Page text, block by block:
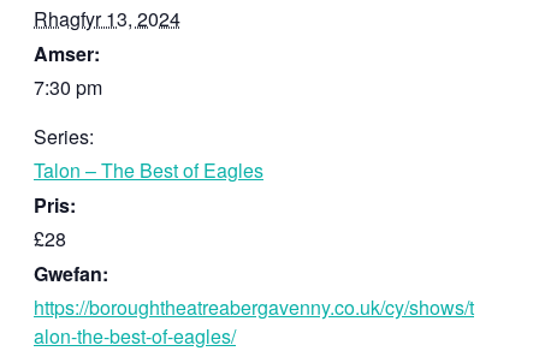
Rhagfyr 13, 2024
Amser:
7:30 pm
Series:
Talon – The Best of Eagles
Pris:
£28
Gwefan:
https://boroughtheatreabergavenny.co.uk/cy/shows/t
alon-the-best-of-eagles/